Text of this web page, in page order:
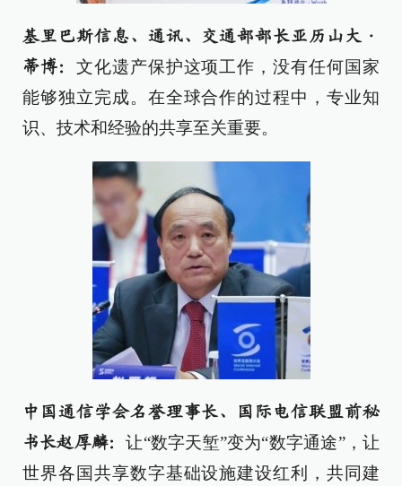
基里巴斯信息、通讯、交通部部长亚历山大·
蒂博： 文化遗产保护这项工作，没有任何国家
能够独立完成。在全球合作的过程中，专业知
识、技术和经验的共享至关重要。
中国通信学会名誉理事长、国际电信联盟前秘
书长赵厚麟：让“数字天堑”变为“数字通途”，让
世界各国共享数字基础设施建设红利，共同建